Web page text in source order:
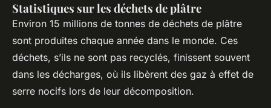
Statistiques sur les déchets de plâtre
Environ 15 millions de tonnes de déchets de plâtre
sont produites chaque année dans le monde. Ces
déchets, s’ils ne sont pas recyclés, finissent souvent
dans les décharges, où ils libèrent des gaz à effet de
serre nocifs lors de leur décomposition.